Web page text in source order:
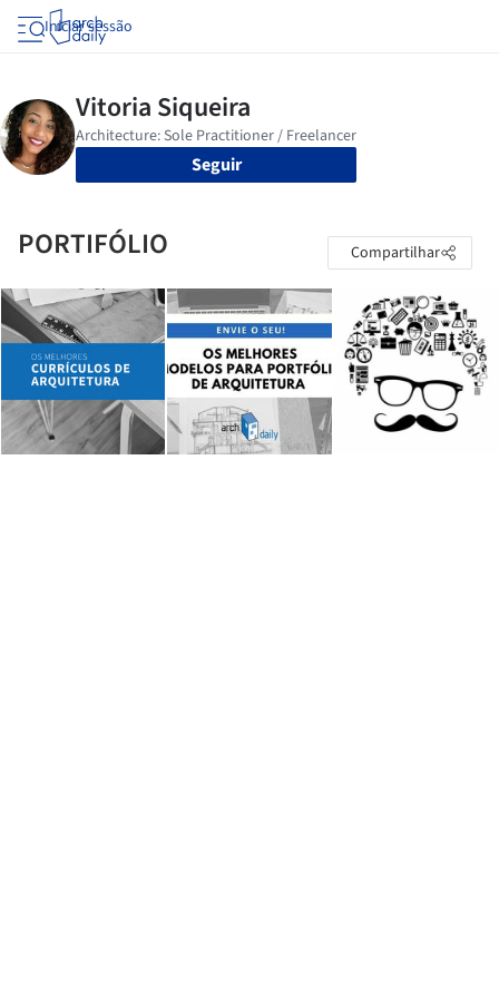
Iniciar sessão
Seguir
PORTIFÓLIO Compartilhar